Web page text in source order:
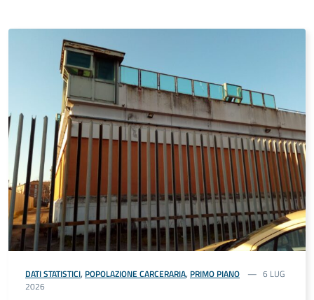
DATI STATISTICI, POPOLAZIONE CARCERARIA, PRIMO PIANO
6 LUG
2026